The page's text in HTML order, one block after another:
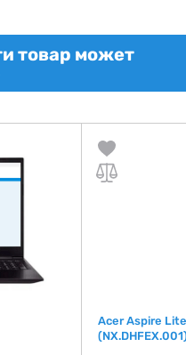
товар может
Acer Aspire